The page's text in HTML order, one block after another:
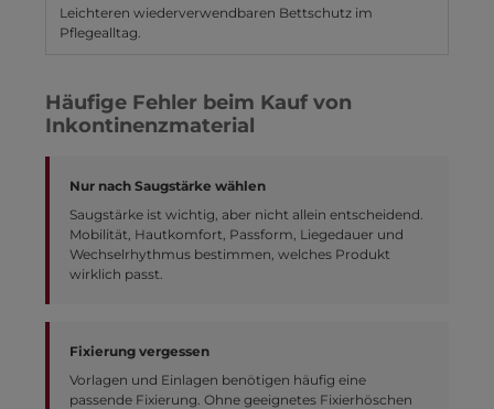
Leichteren wiederverwendbaren Bettschutz im
Pflegealltag.
Häufige Fehler beim Kauf von
Inkontinenzmaterial
Nur nach Saugstärke wählen
Saugstärke ist wichtig, aber nicht allein entscheidend.
Mobilität, Hautkomfort, Passform, Liegedauer und
Wechselrhythmus bestimmen, welches Produkt
wirklich passt.
Fixierung vergessen
Vorlagen und Einlagen benötigen häufig eine
passende Fixierung. Ohne geeignetes Fixierhöschen